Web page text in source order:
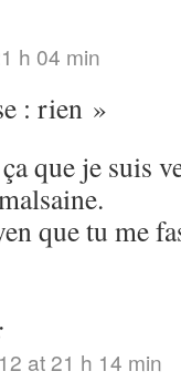
h 04 min
: rien »
que je suis
que tu me
at 21 h 14 min